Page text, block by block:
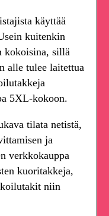
käyttää
kuitenkin
kokoisina, sillä
alle tulee laitettua
5XL-kokoon.
tilata netistä,
ja
verkkokauppa
kuoritakkeja,
niin